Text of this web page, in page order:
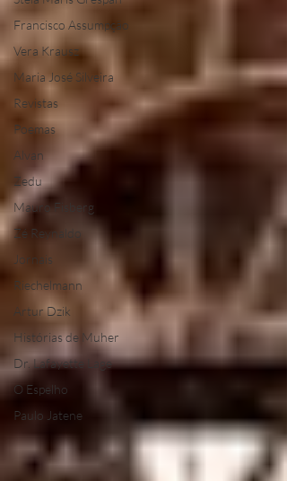
Francisco Assumpção
Vera Krausz
Maria José Silveira
Revistas
Poemas
Alvan
Zedu
Mauro Fisberg
Zé Reynaldo
Jornais
Riechelmann
Artur Dzik
Histórias de Muher
Dr. Lafayette Lage
O Espelho
Paulo Jatene